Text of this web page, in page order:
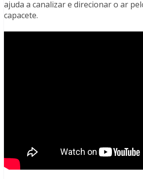
ajuda a canalizar e direcionar o ar
capacete.